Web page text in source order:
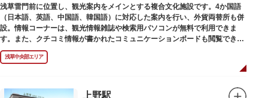
るのみこと）の他、浅草名所七福神のひとつとしても知られ、寿老人が祀ら
れています。
浅草雷門前に位置し、観光案内をメインとする複合文化施設です。4か国語
（日本語、英語、中国語、韓国語）に対応した案内を行い、外貨両替所も併
設。情報コーナーは、観光情報雑誌や検索用パソコンが無料で利用できま
す。また、クチコミ情報が書かれたコミュニケーションボードも閲覧できる
ので、とっておきの旅のヒントを得られるかも。多目的スペースでは、映像
を活用し台東区のみどころやイベント、歴史、文化を紹介。通常、イスが配
仲見世や、隅田川や東京スカイツリーも一望できるビュースポットとなって
浅草中央部エリア
上野駅